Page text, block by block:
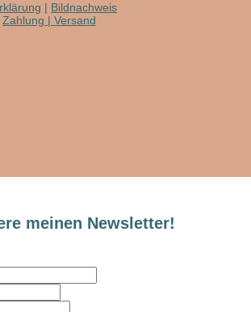
| Bildnachweis
Zahlung | Versand
meinen Newsletter!